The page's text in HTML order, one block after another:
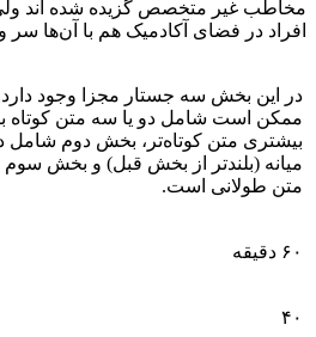
مخاطب غیر متخصص گزیده شده اند
افراد در فضای آکادمیک هم با آن‌ها سر و
در این بخش سه جستار مجزا وجود
ممکن است شامل دو یا سه متن کوتاه
بیشتری متن کوتاه‌تر، بخش دوم شامل
میانه (بلندتر از بخش قبل) و بخش
متن طولانی است.
۶۰ دقیقه
۴۰